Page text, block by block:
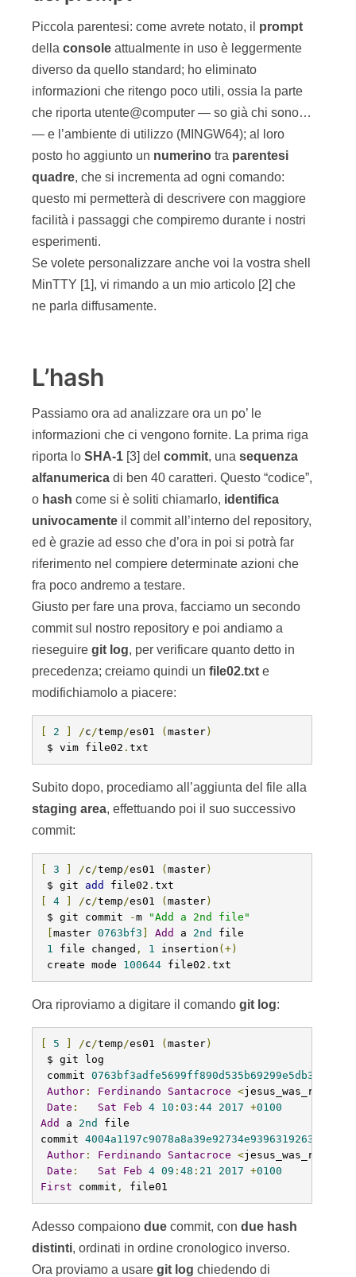
Piccola parentesi: come avrete notato, il prompt
della console attualmente in uso è leggermente
diverso da quello standard; ho eliminato
informazioni che ritengo poco utili, ossia la parte
che riporta utente@computer — so già chi sono…
— e l’ambiente di utilizzo (MINGW64); al loro
posto ho aggiunto un numerino tra parentesi
quadre, che si incrementa ad ogni comando:
questo mi permetterà di descrivere con maggiore
facilità i passaggi che compiremo durante i nostri
esperimenti.
Se volete personalizzare anche voi la vostra shell
MinTTY [1], vi rimando a un mio articolo [2] che
ne parla diffusamente.
L’hash
Passiamo ora ad analizzare ora un po’ le
informazioni che ci vengono fornite. La prima riga
riporta lo SHA-1 [3] del commit, una sequenza
alfanumerica di ben 40 caratteri. Questo “codice”,
o hash come si è soliti chiamarlo, identifica
univocamente il commit all’interno del repository,
ed è grazie ad esso che d’ora in poi si potrà far
riferimento nel compiere determinate azioni che
fra poco andremo a testare.
Giusto per fare una prova, facciamo un secondo
commit sul nostro repository e poi andiamo a
rieseguire git log, per verificare quanto detto in
precedenza; creiamo quindi un file02.txt e
modifichiamolo a piacere:
2 /c/temp/es01 ( master)
$ vim file02 . txt
Subito dopo, procediamo all’aggiunta del file alla
staging area, effettuando poi il suo successivo
commit:
3 /c/temp/es01 ( master)
$ git add file02 .
4 /c/temp/es01 ( master)
$ git commit
-m
"Add a 2nd file"
master 0763bf3 Add a 2nd
file
1 file changed , 1 insertion (+)
create mode 100644 file02 . txt
Ora riproviamo a digitare il comando git log:
5 /c/temp/es01 ( master)
$ git log
commit 0763bf3adfe5699ff890d535b69299e5db39b737
Author : Ferdinando Santacroce <
Date : Sat Feb 4 10 : 03 : 44 2017 +0100
Add
a 2nd
file
commit 4004a1197c9078a8a39e92734e939631926360fc
Author : Ferdinando Santacroce <
Date : Sat Feb 4 09 : 48 : 21 2017 +0100
First commit , file01
Adesso compaiono due commit, con due hash
distinti, ordinati in ordine cronologico inverso.
Ora proviamo a usare git log chiedendo di